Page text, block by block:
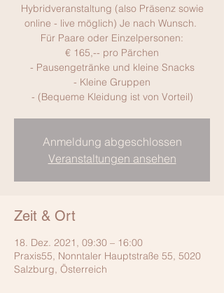
Hybridveranstaltung (also Präsenz sowie
online - live möglich) Je nach Wunsch.
Für Paare oder Einzelpersonen:
€ 165,-- pro Pärchen
- Pausengetränke und kleine Snacks
- Kleine Gruppen
- (Bequeme Kleidung ist von Vorteil)
Anmeldung abgeschlossen
Veranstaltungen ansehen
Zeit & Ort
18. Dez. 2021, 09:30 – 16:00
Praxis55, Nonntaler Hauptstraße 55, 5020
Salzburg, Österreich